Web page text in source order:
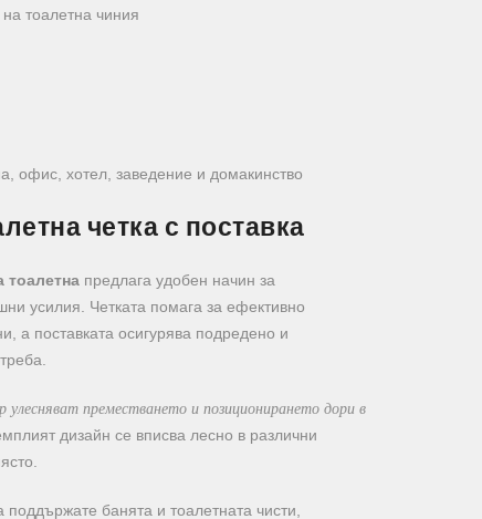
на тоалетна чиния
офис, хотел, заведение и домакинство
четка с поставка
тоалетна предлага удобен начин за
усилия. Четката помага за ефективно
а поставката осигурява подредено и
преместването и позиционирането дори в
дизайн се вписва лесно в различни
поддържате банята и тоалетната чисти,